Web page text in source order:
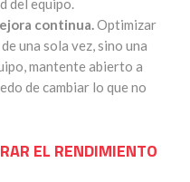
del equipo.
continua.Optimizar
una sola vez, sino una
mantente abierto a
de cambiar lo que no
EL RENDIMIENTO